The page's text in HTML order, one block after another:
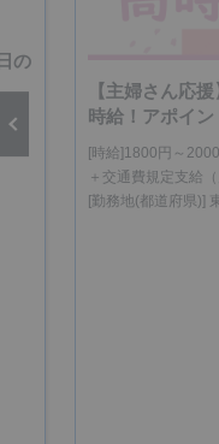
の
【主婦さん応
時給！アポイ
[時給]1800円～
＋交通費規定支給
[勤務地(都道府県)]